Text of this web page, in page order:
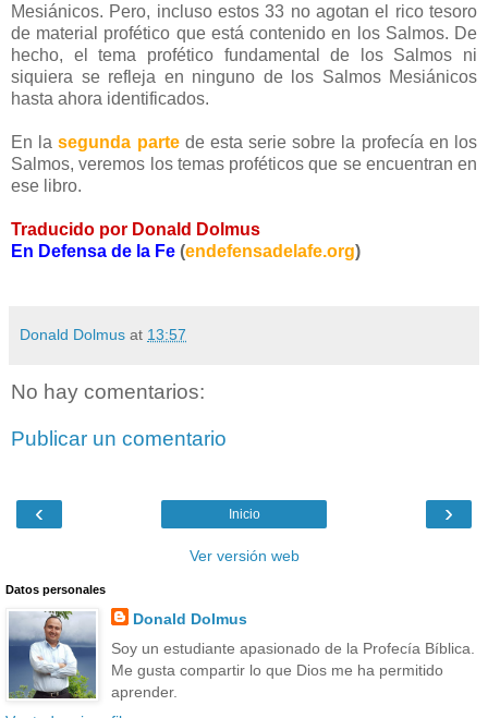
Mesiánicos. Pero, incluso estos 33 no agotan el rico tesoro
de material profético que está contenido en los Salmos. De
hecho, el tema profético fundamental de los Salmos ni
siquiera se refleja en ninguno de los Salmos Mesiánicos
hasta ahora identificados.
En lasegunda partede esta serie sobre la profecía en los
Salmos, veremos los temas proféticos que se encuentran en
ese libro.
Traducido por Donald Dolmus
En Defensa de la Fe (endefensadelafe.org)
Donald Dolmus at 13:57
No hay comentarios:
Publicar un comentario
‹ ›
Inicio
Ver versión web
Datos personales
Donald Dolmus
Soy un estudiante apasionado de la Profecía Bíblica.
Me gusta compartir lo que Dios me ha permitido
aprender.